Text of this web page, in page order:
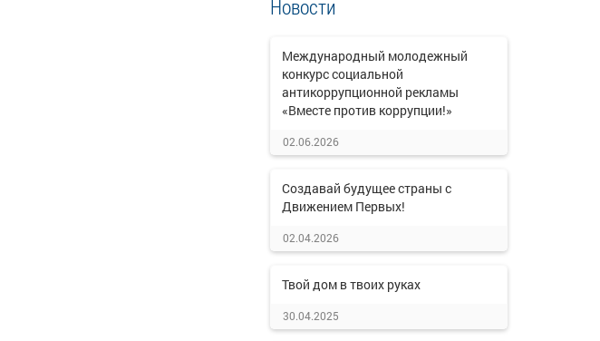
Новости
Международный молодежный
конкурс социальной
антикоррупционной рекламы
«Вместе против коррупции!»
02.06.2026
Создавай будущее страны с
Движением Первых!
02.04.2026
Твой дом в твоих руках
30.04.2025